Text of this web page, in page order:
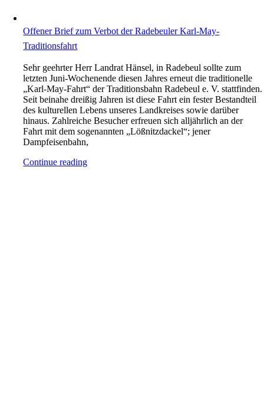
Offener Brief zum Verbot der Radebeuler Karl-May-
Traditionsfahrt
Sehr geehrter Herr Landrat Hänsel, in Radebeul sollte zum
letzten Juni-Wochenende diesen Jahres erneut die traditionelle
„Karl-May-Fahrt“ der Traditionsbahn Radebeul e. V. stattfinden.
Seit beinahe dreißig Jahren ist diese Fahrt ein fester Bestandteil
des kulturellen Lebens unseres Landkreises sowie darüber
hinaus. Zahlreiche Besucher erfreuen sich alljährlich an der
Fahrt mit dem sogenannten „Lößnitzdackel“; jener
Dampfeisenbahn,
Continue reading